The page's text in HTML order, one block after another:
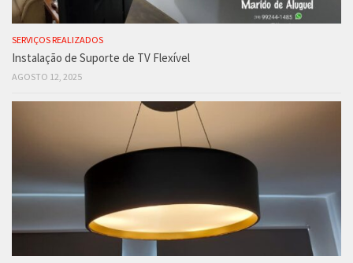
SERVIÇOS REALIZADOS
Instalação de Suporte de TV Flexível
AGOSTO 12, 2025